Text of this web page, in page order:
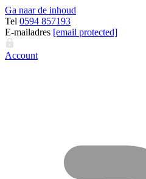
Ga naar de inhoud
Tel 0594 857193
E-mailadres [email protected]
Account